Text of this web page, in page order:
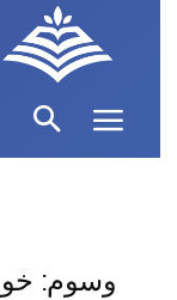
وسوم: